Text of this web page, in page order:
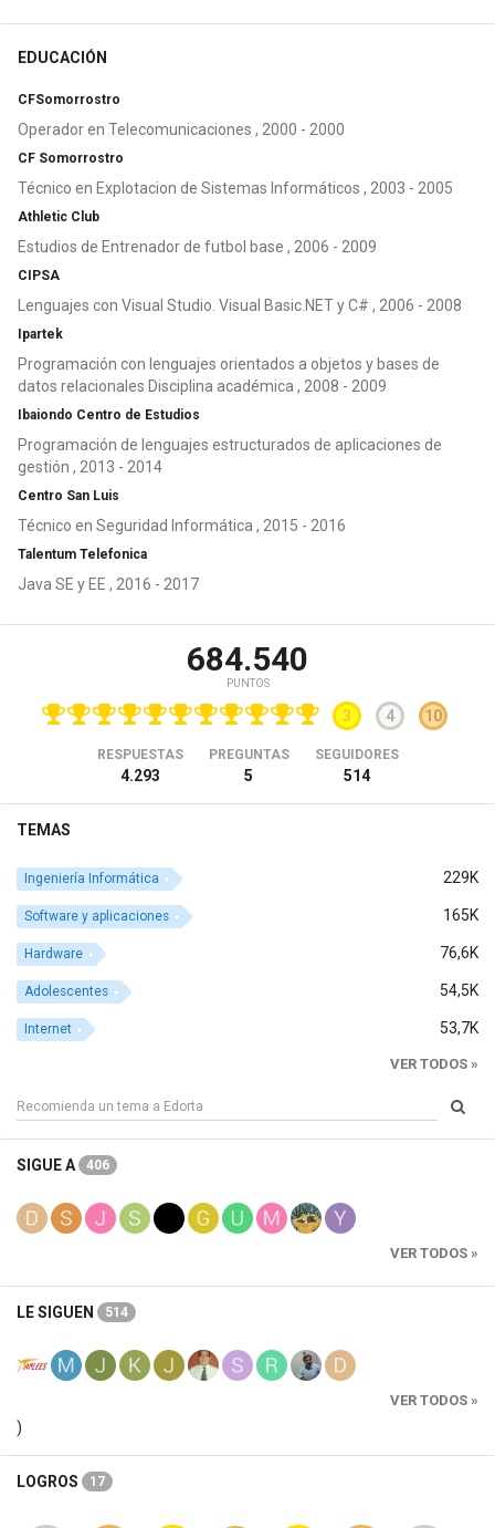
EDUCACIÓN
CFSomorrostro
Operador en Telecomunicaciones , 2000 - 2000
CF Somorrostro
Técnico en Explotacion de Sistemas Informáticos , 2003 - 2005
Athletic Club
Estudios de Entrenador de futbol base , 2006 - 2009
CIPSA
Lenguajes con Visual Studio. Visual Basic.NET y C# , 2006 - 2008
Ipartek
Programación con lenguajes orientados a objetos y bases de
datos relacionales Disciplina académica , 2008 - 2009
Ibaiondo Centro de Estudios
Programación de lenguajes estructurados de aplicaciones de
gestión , 2013 - 2014
Centro San Luis
Técnico en Seguridad Informática , 2015 - 2016
Talentum Telefonica
Java SE y EE , 2016 - 2017
684.540
PUNTOS
3 4 10
RESPUESTAS
4.293
PREGUNTAS
5
SEGUIDORES
514
TEMAS
229K
Ingeniería Informática
165K
Software y aplicaciones
76,6K
Hardware
54,5K
Adolescentes
53,7K
Internet
VER TODOS »
SIGUE A 406
VER TODOS »
LE SIGUEN 514
VER TODOS »
)
LOGROS 17